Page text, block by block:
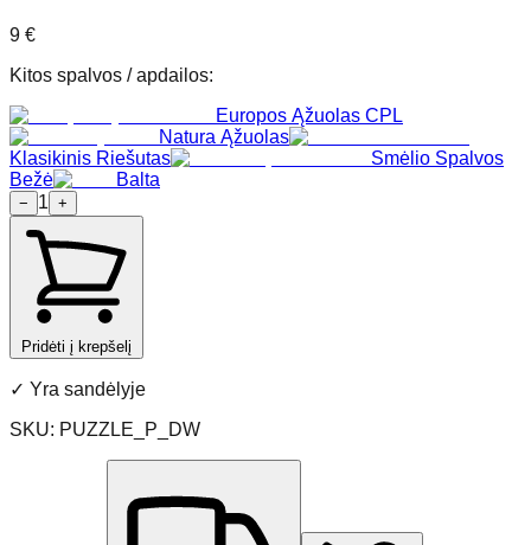
9 €
Kitos spalvos / apdailos:
Europos Ąžuolas CPL
Natura Ąžuolas
Klasikinis Riešutas
Smėlio Spalvos
Bežė
Balta
− 1 +
Pridėti į krepšelį
✓ Yra sandėlyje
SKU: PUZZLE_P_DW